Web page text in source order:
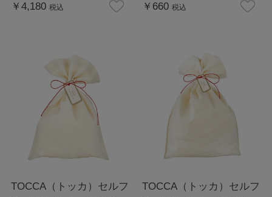
￥4,180 税込 ￥660 税込
TOCCA（トッカ）セルフ
TOCCA（トッカ）セルフ